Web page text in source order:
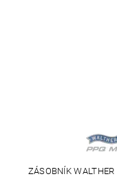
ZÁSOBNÍK